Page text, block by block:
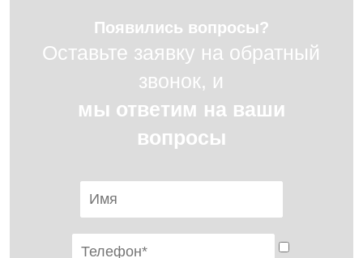
Появились вопросы?
Оставьте заявку на обратный
звонок, и
мы ответим на ваши
вопросы